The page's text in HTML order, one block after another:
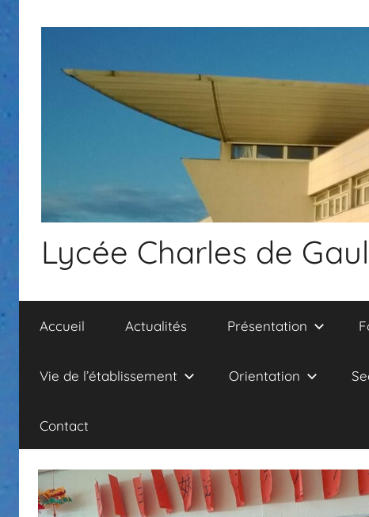
Lycée Charles de
Accueil Actualités Présentation
Vie de l’établissement Orientation
Contact